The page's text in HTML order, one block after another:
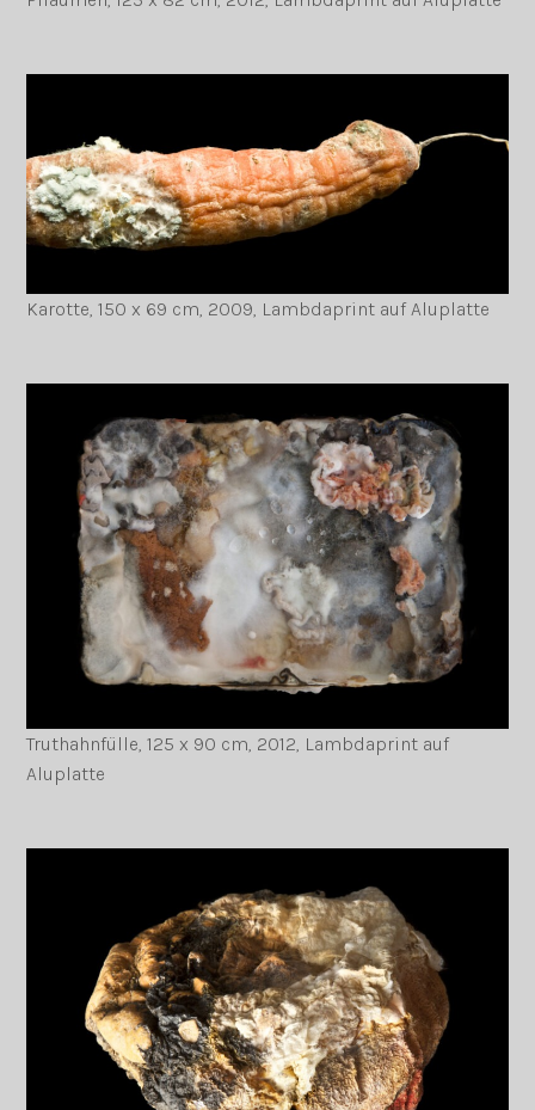
Karotte, 150 x 69 cm, 2009, Lambdaprint auf Aluplatte
Truthahnfülle, 125 x 90 cm, 2012, Lambdaprint auf
Aluplatte